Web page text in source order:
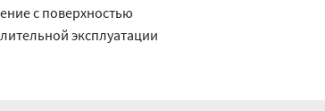
с поверхностью
эксплуатации